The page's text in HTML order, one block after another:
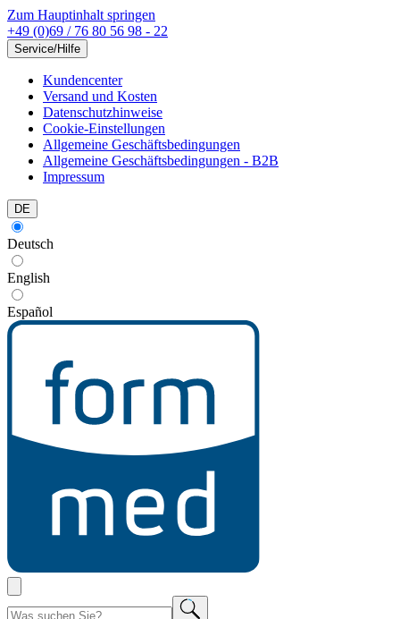
Zum Hauptinhalt springen
+49 (0)69 / 76 80 56 98 - 22
Service/Hilfe
Kundencenter
Versand und Kosten
Datenschutzhinweise
Cookie-Einstellungen
Allgemeine Geschäftsbedingungen
Allgemeine Geschäftsbedingungen - B2B
Impressum
DE
Deutsch
English
Español